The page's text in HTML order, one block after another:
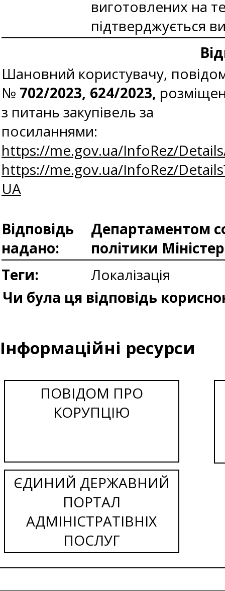
виготовлених на
підтверджується
Шановний користувачу,
№ 702/2023, 624/2023,
з питань закупівель за
посиланнями:
https://me.gov.ua/InfoRez/
https://me.gov.ua/InfoRez/
UA
Відповідь
надано:
Департаментом
політики
Теги:
Локалізація
Чи була ця відповідь
Інформаційні ресурси
ПОВІДОМ ПРО
КОРУПЦІЮ
ЄДИНИЙ ДЕРЖАВНИЙ
ПОРТАЛ
АДМІНІСТРАТІВНІХ
ПОСЛУГ